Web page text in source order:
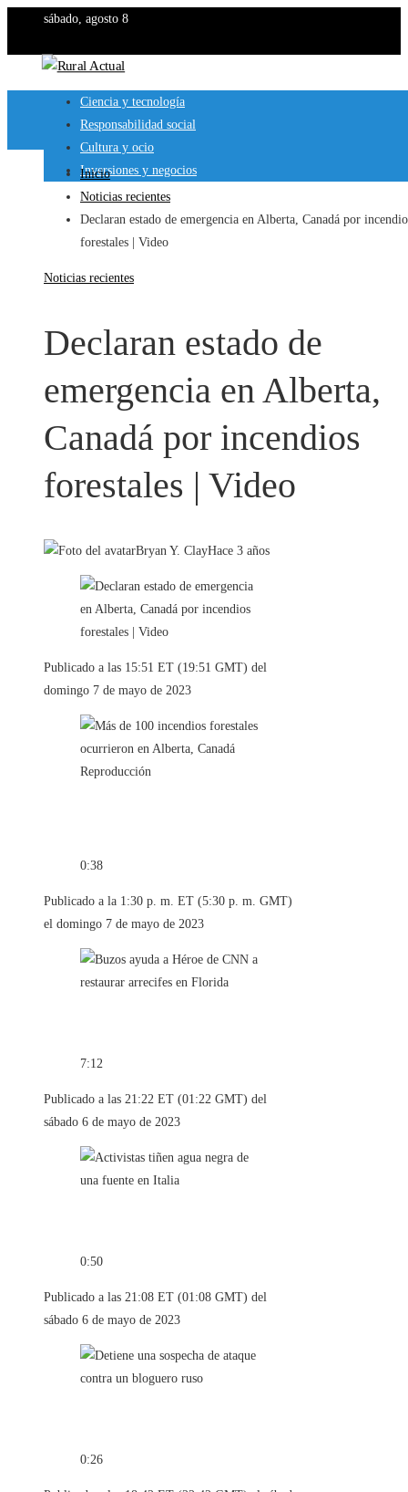
sábado, agosto 8
Ciencia y tecnología
Responsabilidad social
Cultura y ocio
Inversiones y negocios
Inicio
Noticias recientes
Declaran estado de emergencia en Alberta, Canadá por
forestales | Video
Noticias recientes
Declaran estado de
emergencia en Alberta,
Canadá por incendios
forestales | Video
Bryan Y. ClayHace 3 años
Publicado a las 15:51 ET (19:51 GMT) del
domingo 7 de mayo de 2023
Reproducción
0:38
Publicado a la 1:30 p. m. ET (5:30 p. m. GMT)
el domingo 7 de mayo de 2023
7:12
Publicado a las 21:22 ET (01:22 GMT) del
sábado 6 de mayo de 2023
0:50
Publicado a las 21:08 ET (01:08 GMT) del
sábado 6 de mayo de 2023
0:26